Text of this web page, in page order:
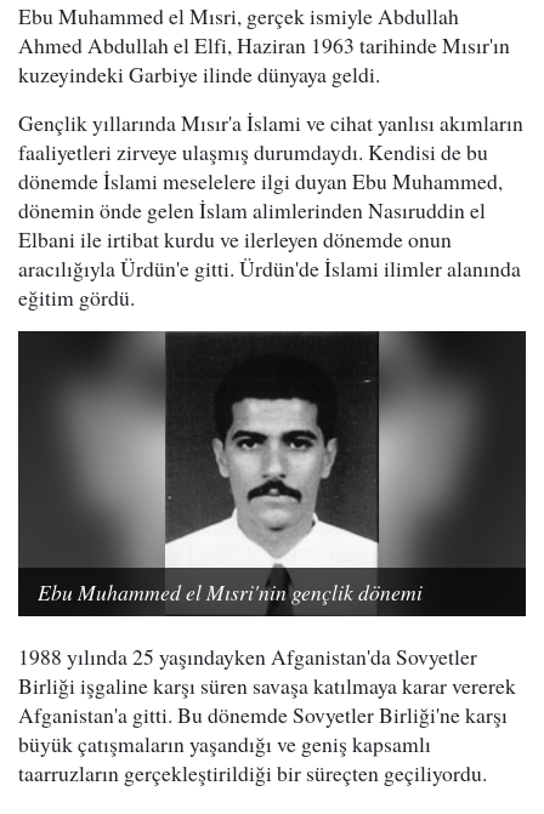
Ebu Muhammed el Mısri, gerçek ismiyle Abdullah
Ahmed Abdullah el Elfi, Haziran 1963 tarihinde Mısır'ın
kuzeyindeki Garbiye ilinde dünyaya geldi.
Gençlik yıllarında Mısır'a İslami ve cihat yanlısı akımların
faaliyetleri zirveye ulaşmış durumdaydı. Kendisi de bu
dönemde İslami meselelere ilgi duyan Ebu Muhammed,
dönemin önde gelen İslam alimlerinden Nasıruddin el
Elbani ile irtibat kurdu ve ilerleyen dönemde onun
aracılığıyla Ürdün'e gitti. Ürdün'de İslami ilimler alanında
eğitim gördü.
Ebu Muhammed el Mısri'nin gençlik dönemi
1988 yılında 25 yaşındayken Afganistan'da Sovyetler
Birliği işgaline karşı süren savaşa katılmaya karar vererek
Afganistan'a gitti. Bu dönemde Sovyetler Birliği'ne karşı
büyük çatışmaların yaşandığı ve geniş kapsamlı
taarruzların gerçekleştirildiği bir süreçten geçiliyordu.